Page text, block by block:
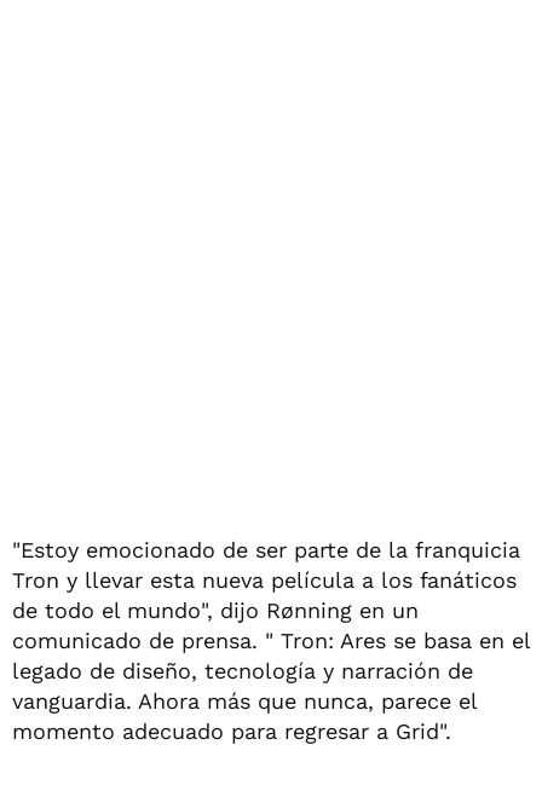
"Estoy emocionado de ser parte de la franquicia
Tron y llevar esta nueva película a los fanáticos
de todo el mundo", dijo Rønning en un
comunicado de prensa. " Tron: Ares se basa en el
legado de diseño, tecnología y narración de
vanguardia. Ahora más que nunca, parece el
momento adecuado para regresar a Grid".